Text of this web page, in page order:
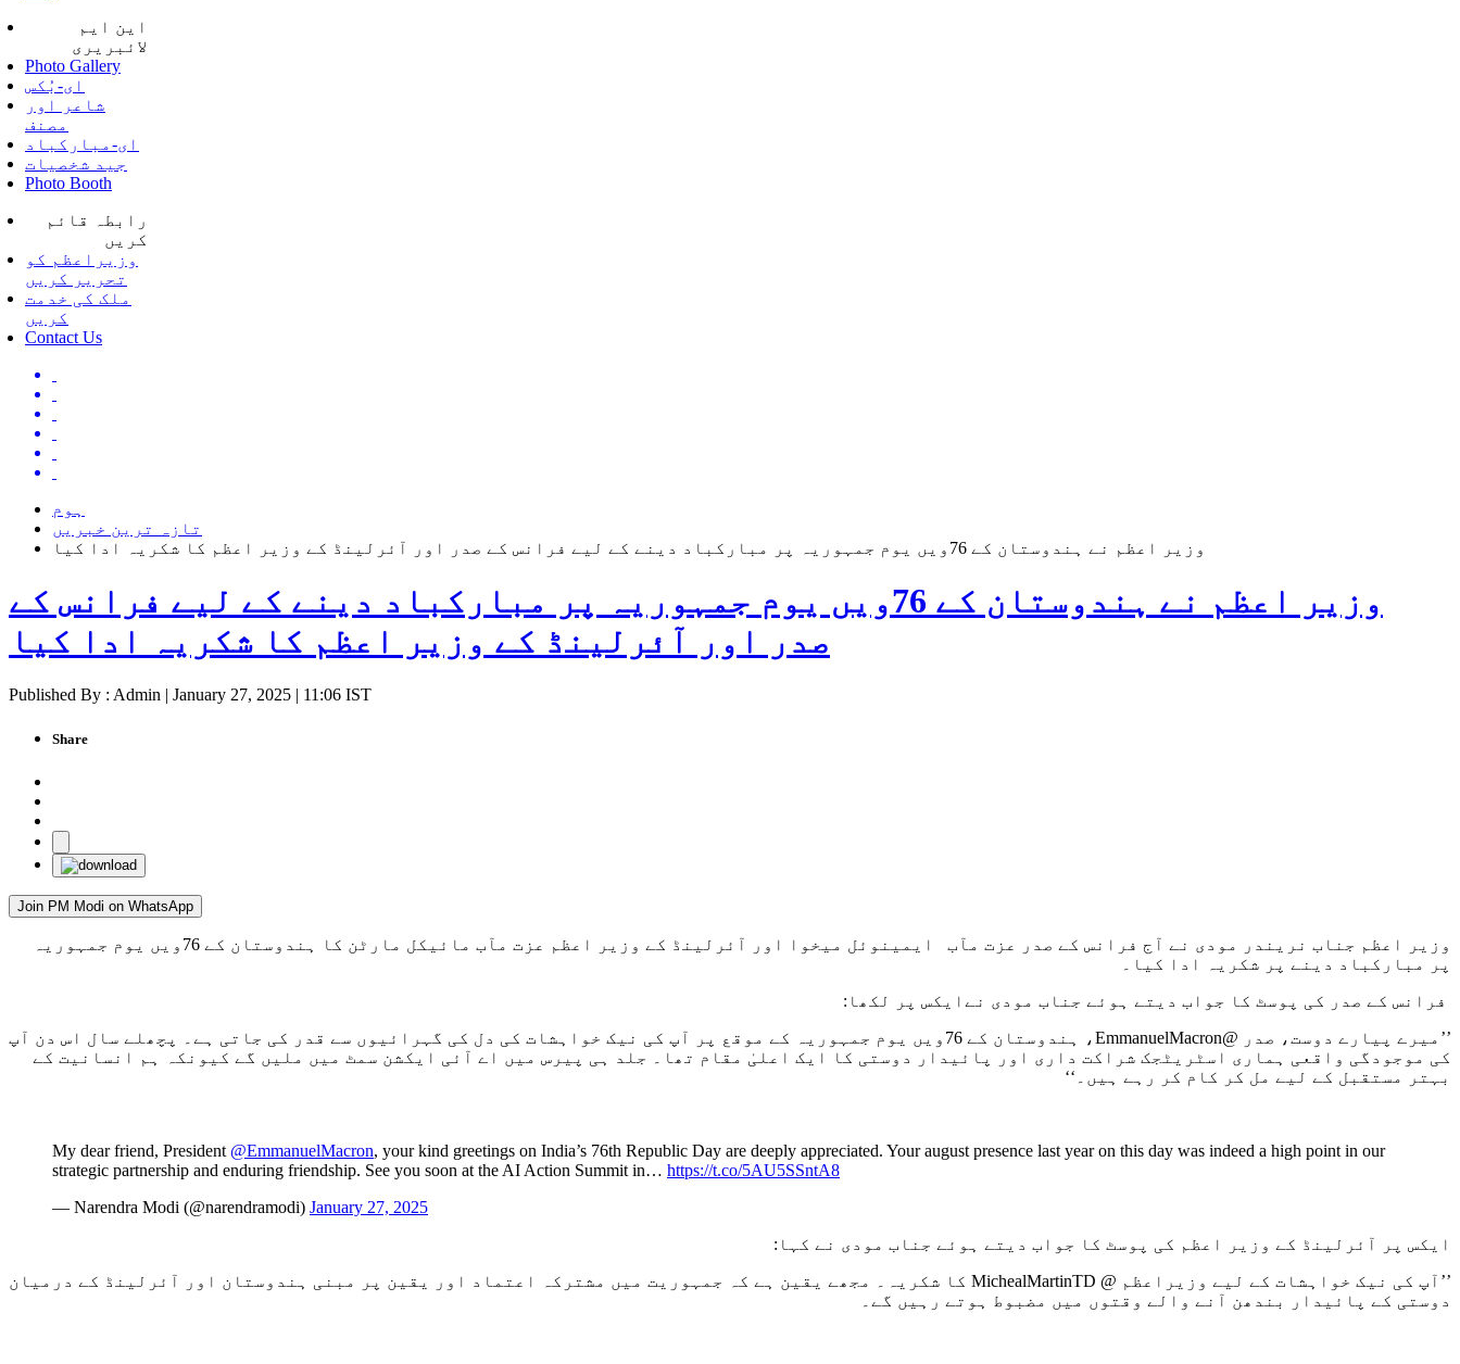
این ایم
لائبریری
Photo Gallery
ای-بُکس
شاعر اور
مصنف
ای-مبارکباد
جید شخصیات
Photo Booth
رابطہ قائم
کریں
وزیراعظم کو
تحریر کریں
ملک کی خدمت
کریں
Contact Us
ہوم
تازہ ترین خبریں
وزیر اعظم نے ہندوستان کے 76ویں یوم جمہوریہ پر مبارکباد دینے کے لیے فرانس کے صدر اور آئرلینڈ کے وزیر اعظم کا شکریہ ادا کیا
وزیر اعظم نے ہندوستان کے 76ویں یوم جمہوریہ پر مبارکباد دینے کے لیے فرانس کے
صدر اور آئرلینڈ کے وزیر اعظم کا شکریہ ادا کیا
Published By : Admin | January 27, 2025 | 11:06 IST
Share
Join PM Modi on WhatsApp
وزیر اعظم جناب نریندر مودی نے آج فرانس کے صدر عزت مآب ایمینوئل میخوا اور آئرلینڈ کے وزیر اعظم عزت مآب مائیکل مارٹن کا ہندوستان کے 76ویں یوم جمہوریہ
پر مبارکباد دینے پر شکریہ ادا کیا۔
فرانس کے صدر کی پوسٹ کا جواب دیتے ہوئے جناب مودی نےایکس پر لکھا:
’’میرے پیارے دوست، صدر @EmmanuelMacron
، ہندوستان کے 76ویں یوم جمہوریہ کے موقع پر آپ کی نیک خواہشات کی دل کی گہرائیوں سے قدر کی جاتی ہے۔ پچھلے سال اس دن آپ
کی موجودگی واقعی ہماری اسٹریٹجک شراکت داری اور پائیدار دوستی کا ایک اعلیٰ مقام تھا۔ جلد ہی پیرس میں اے آئی ایکشن سمٹ میں ملیں گے کیونکہ ہم انسانیت کے
بہتر مستقبل کے لیے مل کر کام کر رہے ہیں۔‘‘
My dear friend, President @EmmanuelMacron, your kind greetings on India’s 76th Republic Day are deeply appreciated. Your august presence last year on this day was indeed a high point in our
strategic partnership and enduring friendship. See you soon at the AI Action Summit in… https://t.co/5AU5SSntA8
— Narendra Modi (@narendramodi) January 27, 2025
ایکس پر آئرلینڈ کے وزیر اعظم کی پوسٹ کا جواب دیتے ہوئے جناب مودی نے کہا:
’’آپ کی نیک خواہشات کے لیے وزیراعظم @ MichealMartinTD کا شکریہ۔ مجھے یقین ہے کہ جمہوریت میں مشترکہ اعتماد اور یقین پر مبنی ہندوستان اور آئرلینڈ کے درمیان
دوستی کے پائیدار بندھن آنے والے وقتوں میں مضبوط ہوتے رہیں گے۔